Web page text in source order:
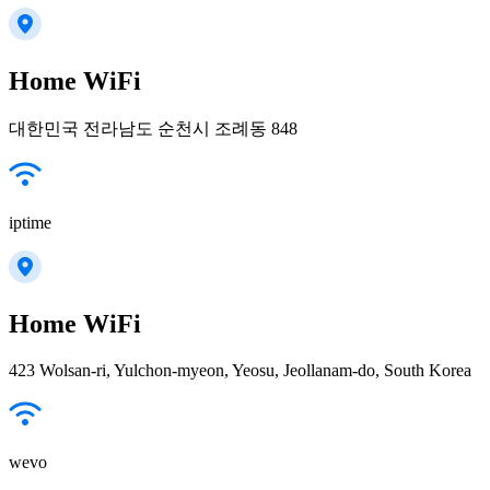
Home WiFi
대한민국 전라남도 순천시 조례동 848
iptime
Home WiFi
423 Wolsan-ri, Yulchon-myeon, Yeosu, Jeollanam-do, South Korea
wevo